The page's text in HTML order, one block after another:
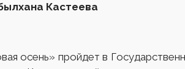
Кастеева
осень» пройдет в